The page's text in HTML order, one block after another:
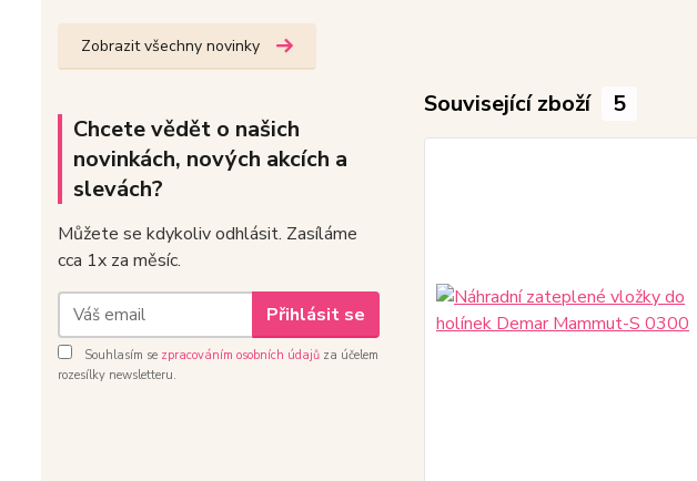
Zobrazit všechny novinky
Chcete vědět o našich
novinkách, nových akcích a
slevách?
Můžete se kdykoliv odhlásit. Zasíláme
cca 1x za měsíc.
Přihlásit se
Souhlasím se zpracováním osobních údajů za účelem
rozesílky newsletteru.
Související zboží 5